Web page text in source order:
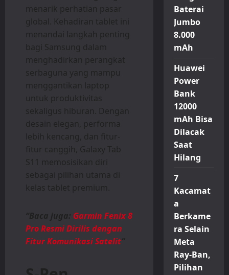
menarik perhatian pasar
global. Kehadiran tablet ini
menandai langkah penting
bagi Samsung dalam
menghadirkan perangkat
serbaguna yang mampu
menggantikan laptop
untuk produktivitas
sekaligus hiburan. Dengan
desain elegan, performa
lebih kencang, dan fitur-
fitur canggih, Galaxy Tab
S11 memosisikan diri
sebagai pilihan utama di
kelas tablet premium.
“Baca juga: Garmin Fenix 8
Pro Resmi Dirilis dengan
Fitur Komunikasi Satelit“
Baterai
Jumbo
8.000
mAh
Huawei
Power
Bank
12000
mAh Bisa
Dilacak
Saat
Hilang
7
Kacamat
a
Berkame
ra Selain
Meta
Ray-Ban,
Pilihan